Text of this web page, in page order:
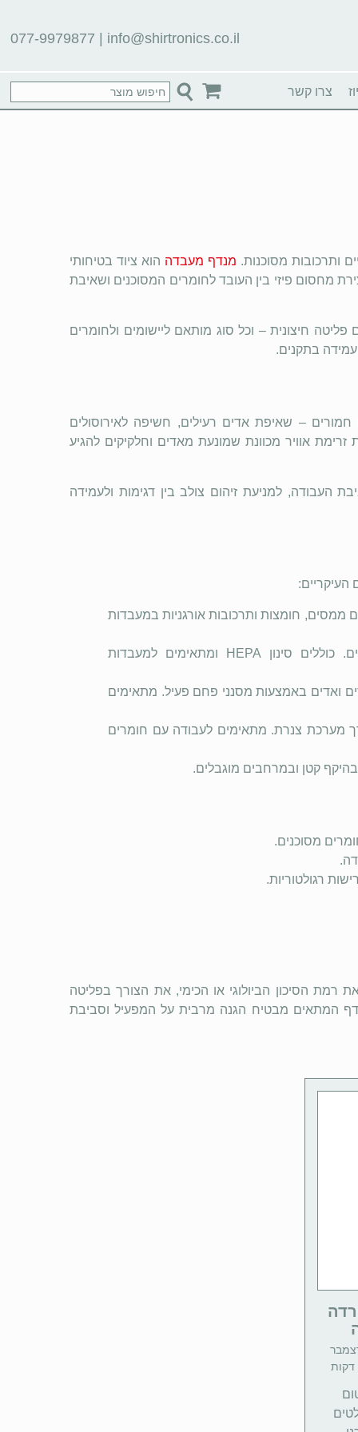
077-9979877 info@shirtronics.co.il
צרו קשר
ותרכובות מסוכנות. מנדף מעבדה הוא ציוד בטיחותי
מחסום פיזי בין העובד לחומרים המסוכנים ושאיבת
חיצונית – וכל סוג מותאם ליישומים ולחומרים
בתקנים.
– שאיפת אדים רעילים, חשיפה לאירוסולים
אוויר מכוונת שמונעת מאדים וחלקיקים להגיע
העבודה, למניעת זיהום צולב בין דגימות ולעמידה
העיקריים:
ממסים, חומצות ותרכובות אורגניות במעבדות
– מספקים הגנה מפני חשיפה לגורמים ביולוגיים. כוללים סינון HEPA ומתאימים למעבדות
ואדים באמצעות מסנני פחם פעיל. מתאימים
מערכת צנרת. מתאימים לעבודה עם חומרים
קטן ובמרחבים מוגבלים.
מסוכנים.
הסיכון הביולוגי או הכימי, את הצורך בפליטה
המתאים מבטיח הגנה מרבית על המפעיל וסביבת
18 דצמבר